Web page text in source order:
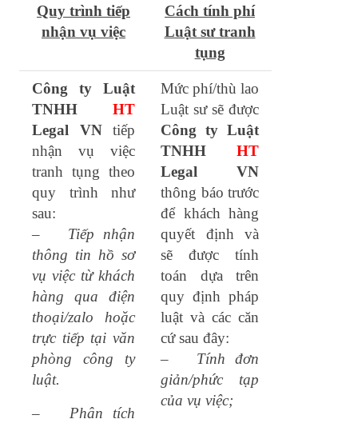
Quy trình tiếp
nhận vụ việc
Cách tính phí
Luật sư tranh
tụng
Công ty Luật
TNHH HT
Legal VNtiếp
nhận vụ việc
tranh tụng theo
quy trình như
sau:
– Tiếp nhận
thông tin hồ sơ
vụ việc từ khách
hàng qua điện
thoại/zalo hoặc
trực tiếp tại văn
phòng công ty
luật.
– Phân tích
Mức phí/thù lao
Luật sư sẽ được
Công ty Luật
TNHH HT
Legal VN
thông báo trước
để khách hàng
quyết định và
sẽ được tính
toán dựa trên
quy định pháp
luật và các căn
cứ sau đây:
– Tính đơn
giản/phức tạp
của vụ việc;